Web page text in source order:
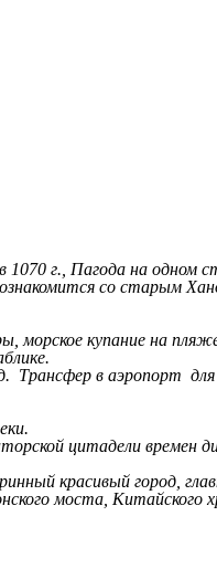
г., Пагода на одном
со старым
морское купание на
Трансфер в аэропорт
цитадели
красивый город,
моста, Китайского